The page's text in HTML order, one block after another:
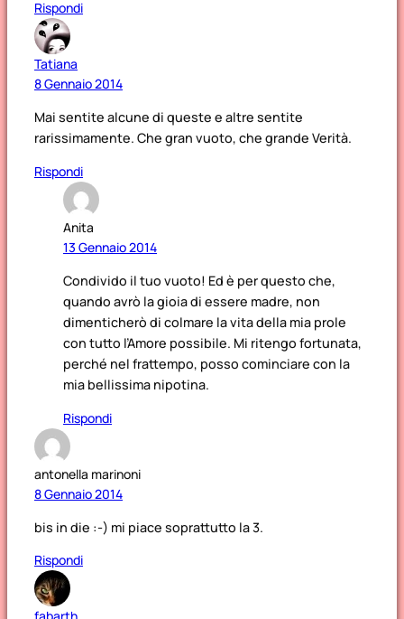
Rispondi
Tatiana
8 Gennaio 2014
Mai sentite alcune di queste e altre sentite
rarissimamente. Che gran vuoto, che grande Verità.
Rispondi
Anita
13 Gennaio 2014
Condivido il tuo vuoto! Ed è per questo che,
quando avrò la gioia di essere madre, non
dimenticherò di colmare la vita della mia prole
con tutto l’Amore possibile. Mi ritengo fortunata,
perché nel frattempo, posso cominciare con la
mia bellissima nipotina.
Rispondi
antonella marinoni
8 Gennaio 2014
bis in die :-) mi piace soprattutto la 3.
Rispondi